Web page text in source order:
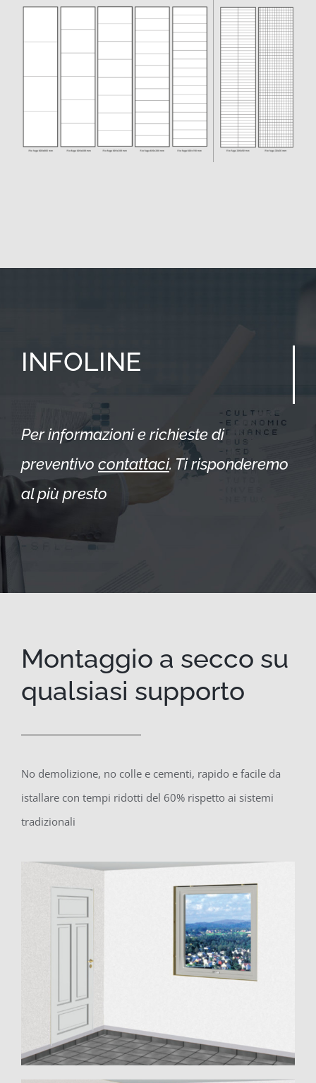
INFOLINE
Per informazioni e richieste di
preventivo contattaci. Ti risponderemo
al più presto
Montaggio a secco su
qualsiasi supporto
No demolizione, no colle e cementi, rapido e facile da
istallare con tempi ridotti del 60% rispetto ai sistemi
tradizionali